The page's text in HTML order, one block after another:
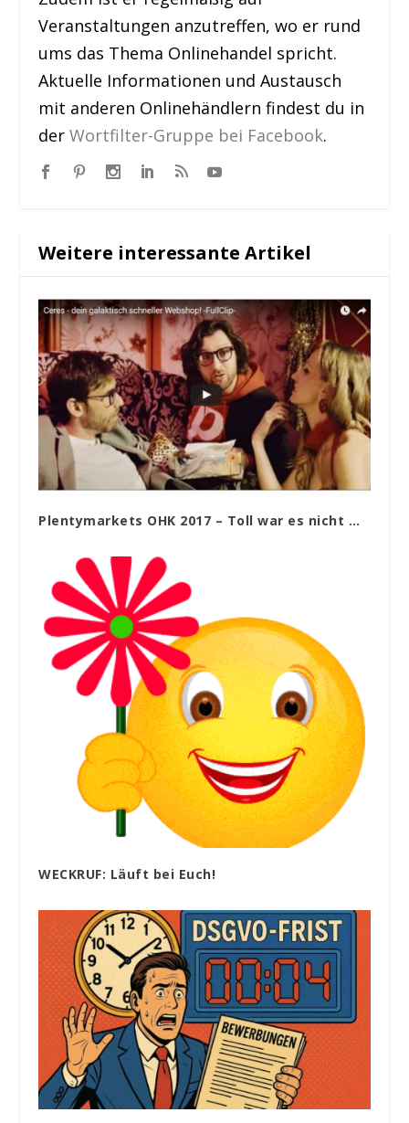
Veranstaltungen anzutreffen, wo er rund
ums das Thema Onlinehandel spricht.
Aktuelle Informationen und Austausch
mit anderen Onlinehändlern findest du in
derWortfilter-Gruppe bei Facebook.
Weitere interessante Artikel
Plentymarkets OHK 2017 – Toll war es nicht …
WECKRUF: Läuft bei Euch!